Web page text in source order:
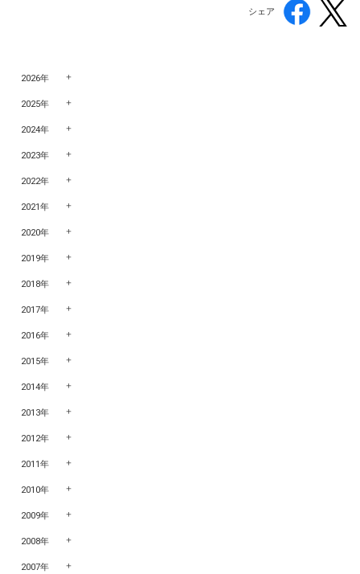
シェア
2026年
2025年
2024年
2023年
2022年
2021年
2020年
2019年
2018年
2017年
2016年
2015年
2014年
2013年
2012年
2011年
2010年
2009年
2008年
2007年